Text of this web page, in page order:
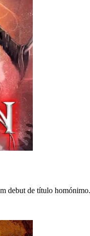
debut de título homónimo.